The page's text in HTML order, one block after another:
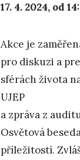
17. 4. 2024, od
Akce je
pro diskuzi a
sférách života
UJEP
a zpráva z
Osvětová
příležitostí.